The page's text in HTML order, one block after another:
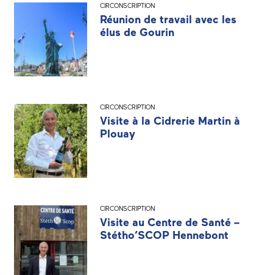
CIRCONSCRIPTION
Réunion de travail avec les
élus de Gourin
CIRCONSCRIPTION
Visite à la Cidrerie Martin à
Plouay
CIRCONSCRIPTION
Visite au Centre de Santé –
Stétho’SCOP Hennebont